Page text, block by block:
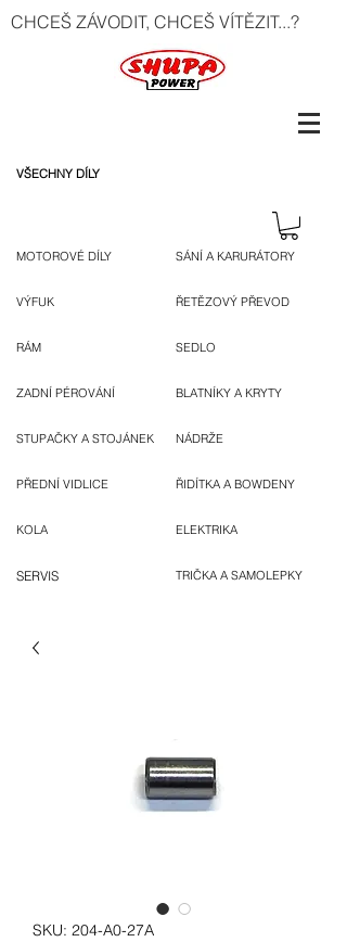
CHCEŠ ZÁVODIT, CHCEŠ VÍTĚZIT...?
VŠECHNY DÍLY
MOTOROVÉ DÍLY
VÝFUK
RÁM
ZADNÍ PÉROVÁNÍ
STUPAČKY A STOJÁNEK
PŘEDNÍ VIDLICE
KOLA
SERVIS
SÁNÍ A KARURÁTORY
ŘETĚZOVÝ PŘEVOD
SEDLO
BLATNÍKY A KRYTY
NÁDRŽE
ŘIDÍTKA A BOWDENY
ELEKTRIKA
TRIČKA A SAMOLEPKY
SKU: 204-A0-27A